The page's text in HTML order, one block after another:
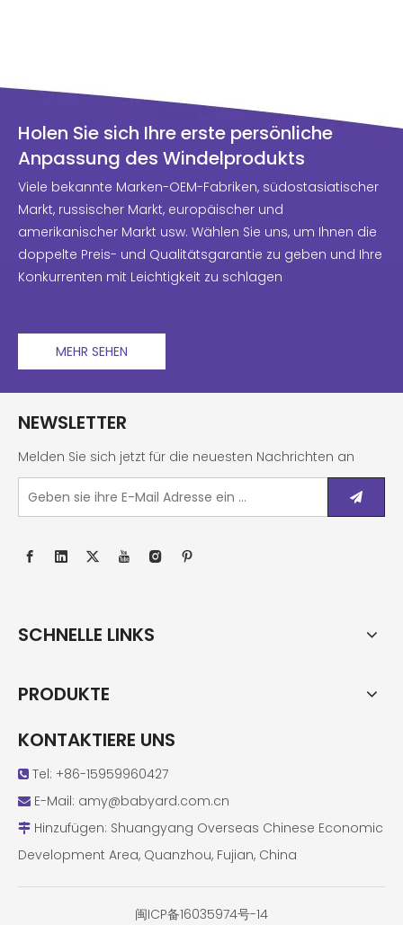
Holen Sie sich Ihre erste persönliche
Anpassung des Windelprodukts
Viele bekannte Marken-OEM-Fabriken, südostasiatischer
Markt, russischer Markt, europäischer und
amerikanischer Markt usw. Wählen Sie uns, um Ihnen die
doppelte Preis- und Qualitätsgarantie zu geben und Ihre
Konkurrenten mit Leichtigkeit zu schlagen
MEHR SEHEN
NEWSLETTER
Melden Sie sich jetzt für die neuesten Nachrichten an
SCHNELLE LINKS
PRODUKTE
KONTAKTIERE UNS
 Tel: +86-15959960427
 E-Mail: amy@babyard.com.cn
 Hinzufügen: Shuangyang Overseas Chinese Economic
Development Area, Quanzhou, Fujian, China
闽ICP备16035974号-14